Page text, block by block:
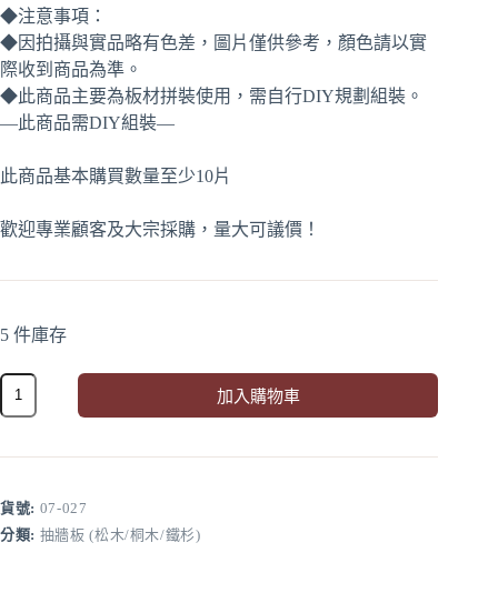
◆注意事項：
◆因拍攝與實品略有色差，圖片僅供參考，顏色請以實
際收到商品為準。
◆此商品主要為板材拼裝使用，需自行DIY規劃組裝。
—此商品需DIY組裝—
此商品基本購買數量至少10片
歡迎專業顧客及大宗採購，量大可議價！
5 件庫存
木
牆
758*115*13.5mm(10
片/
件)
加入購物車
r
n
a
貨號: 07-027
分類: 抽牆板 (松木/桐木/鐵杉)